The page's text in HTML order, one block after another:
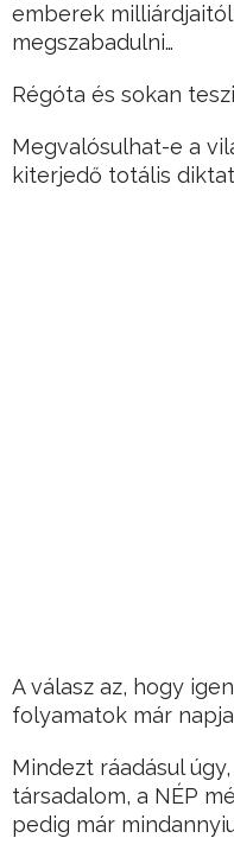
emberek
megszabadulni…
Régóta és sokan
Megvalósulhat-e a
kiterjedő totális
A válasz az, hogy
folyamatok már
Mindezt ráadásul
társadalom, a NÉP
pedig már